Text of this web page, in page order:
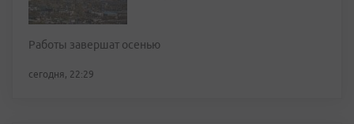
Работы завершат осенью
сегодня, 22:29